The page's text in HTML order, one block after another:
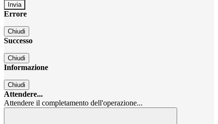
Errore
Chiudi
Successo
Chiudi
Informazione
Chiudi
Attendere...
Attendere il completamento dell'operazione...